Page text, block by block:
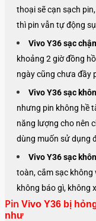
thoại sẽ cạn sạch
thì pin vẫn tự động
Vivo Y36 sạc
khoảng 2 giờ đồng
ngày cũng chưa đầy
Vivo Y36 sạc
nhưng pin không hề
năng lượng cho nên
dùng muốn sử dụng
Vivo Y36 sạc
toàn, cắm sạc không
không báo gì, không
Pin Vivo Y36 bị
như